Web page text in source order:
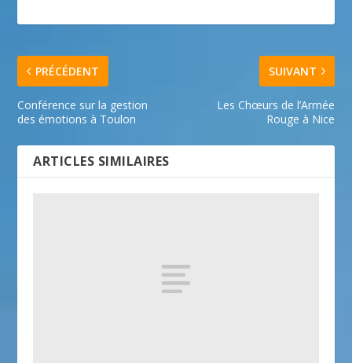
PRÉCÉDENT
Conférence sur la gestion
des émotions à Toulon
SUIVANT
Les Chœurs de l’Armée
Rouge à Nice
ARTICLES SIMILAIRES